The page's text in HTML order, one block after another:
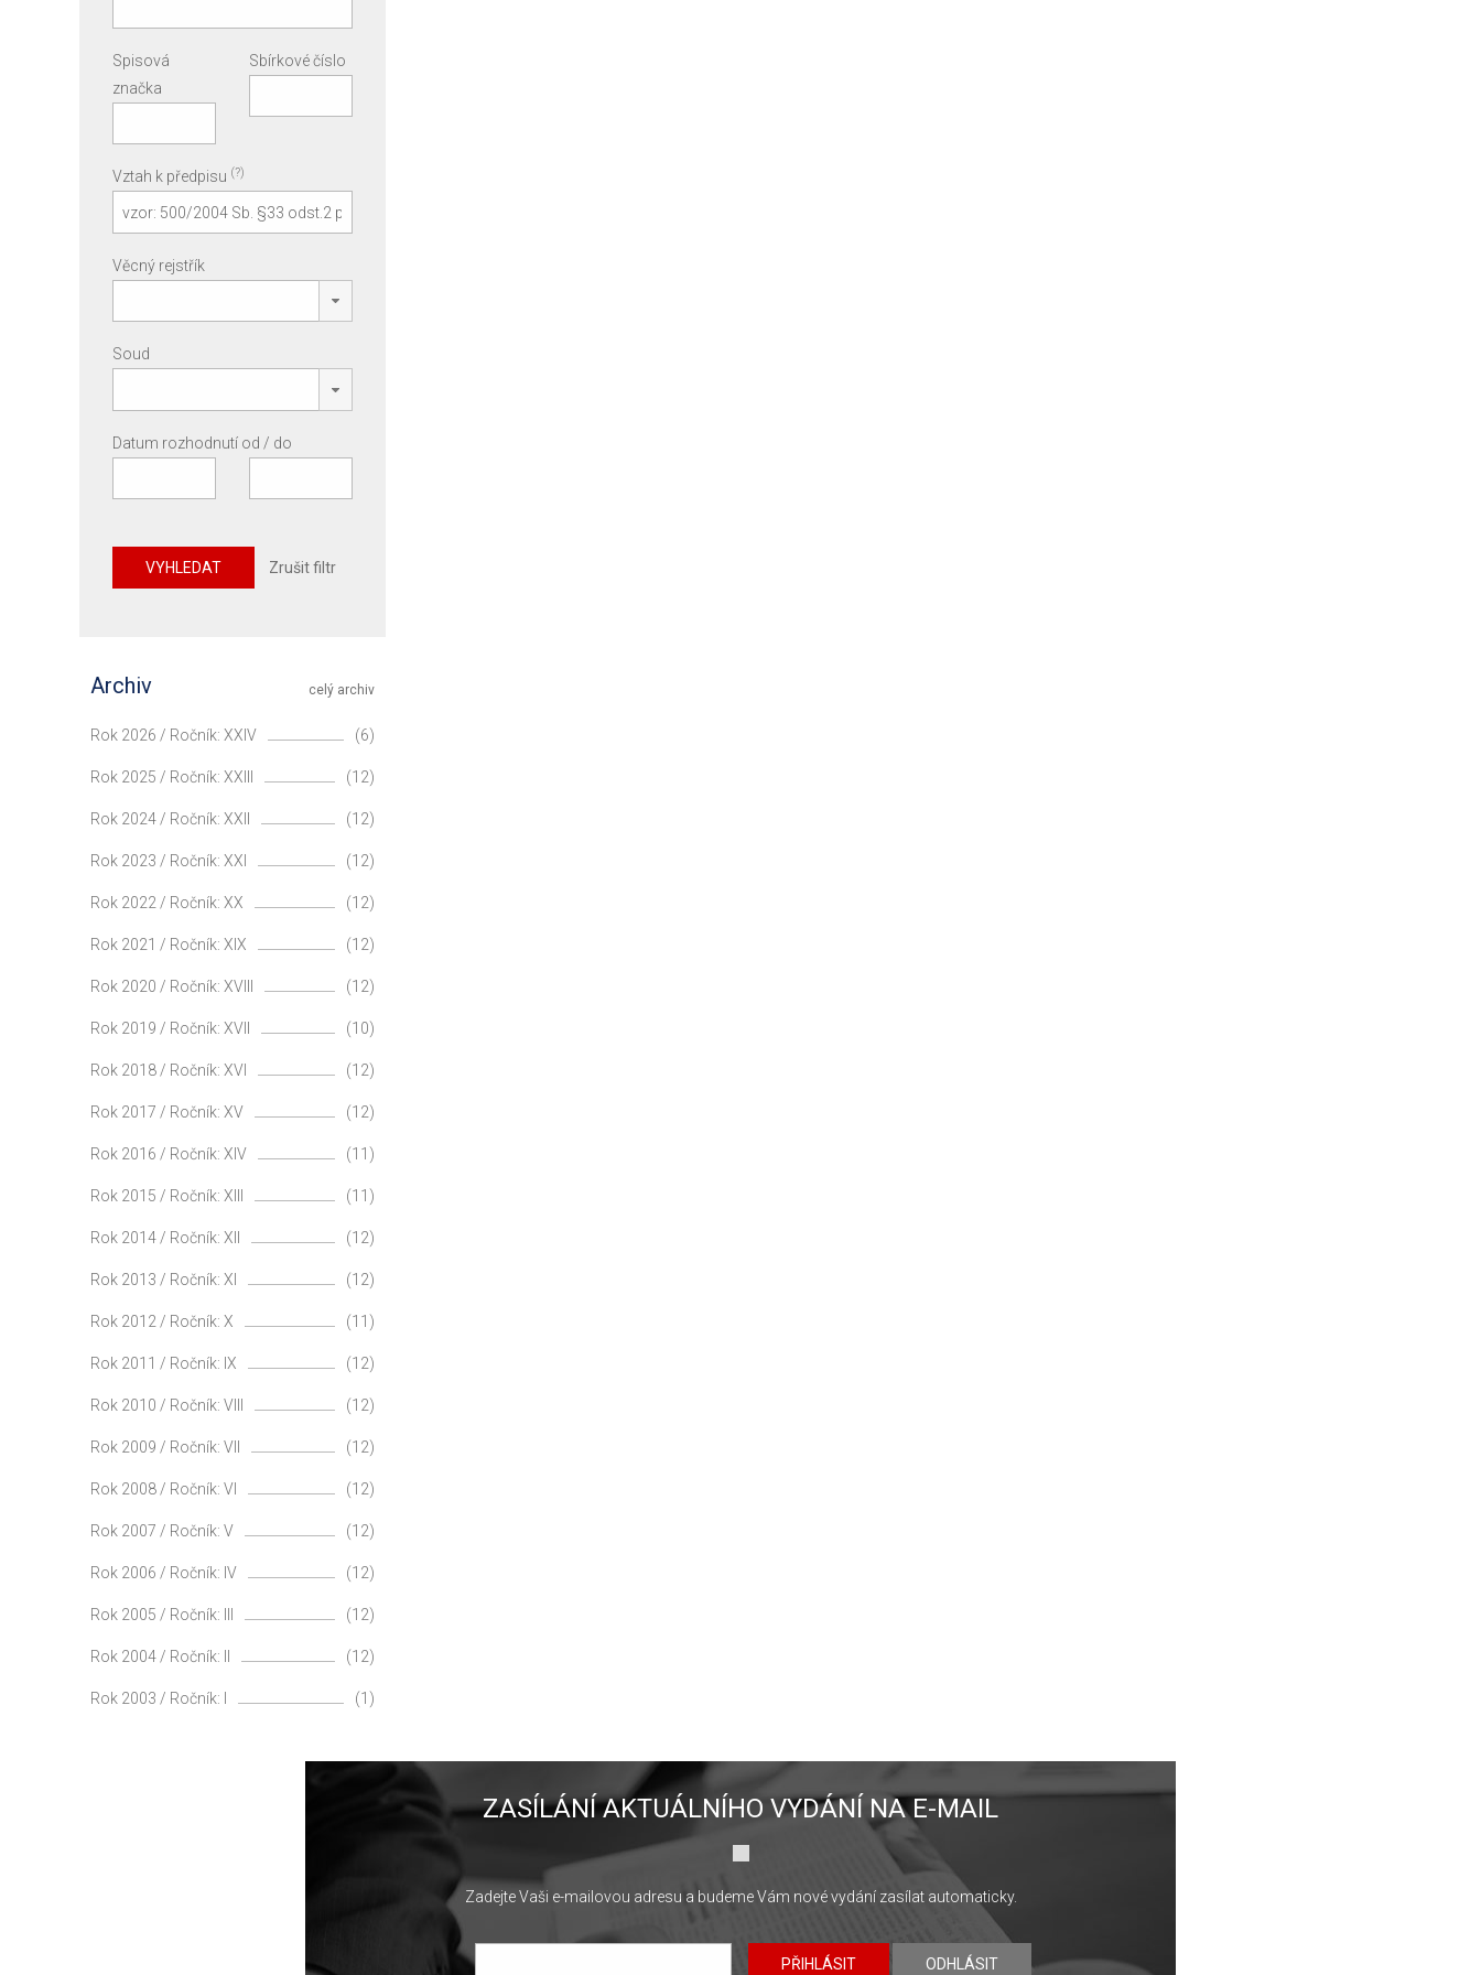
Spisová
značka
Sbírkové číslo
Vztah k předpisu (?)
Věcný rejstřík
Soud
Datum rozhodnutí od / do
VYHLEDAT Zrušit filtr
celý archiv
Archiv
Rok 2026 / Ročník: XXIV (6)
Rok 2025 / Ročník: XXIII (12)
Rok 2024 / Ročník: XXII (12)
Rok 2023 / Ročník: XXI (12)
Rok 2022 / Ročník: XX (12)
Rok 2021 / Ročník: XIX (12)
Rok 2020 / Ročník: XVIII (12)
Rok 2019 / Ročník: XVII (10)
Rok 2018 / Ročník: XVI (12)
Rok 2017 / Ročník: XV (12)
Rok 2016 / Ročník: XIV (11)
Rok 2015 / Ročník: XIII (11)
Rok 2014 / Ročník: XII (12)
Rok 2013 / Ročník: XI (12)
Rok 2012 / Ročník: X (11)
Rok 2011 / Ročník: IX (12)
Rok 2010 / Ročník: VIII (12)
Rok 2009 / Ročník: VII (12)
Rok 2008 / Ročník: VI (12)
Rok 2007 / Ročník: V (12)
Rok 2006 / Ročník: IV (12)
Rok 2005 / Ročník: III (12)
Rok 2004 / Ročník: II (12)
Rok 2003 / Ročník: I (1)
ZASÍLÁNÍ AKTUÁLNÍHO VYDÁNÍ NA E-MAIL
Zadejte Vaši e-mailovou adresu a budeme Vám nové vydání zasílat automaticky.
PŘIHLÁSIT ODHLÁSIT